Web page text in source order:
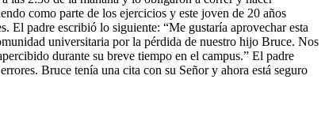
como parte de los ejercicios y este joven de 20 años
El padre escribió lo siguiente: “Me gustaría aprovechar esta
universitaria por la pérdida de nuestro hijo Bruce. Nos
durante su breve tiempo en el campus.” El padre
Bruce tenía una cita con su Señor y ahora está seguro